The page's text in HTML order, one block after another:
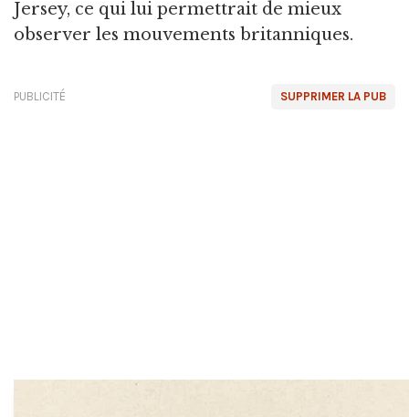
Jersey, ce qui lui permettrait de mieux
observer les mouvements britanniques.
SUPPRIMER LA PUB
PUBLICITÉ